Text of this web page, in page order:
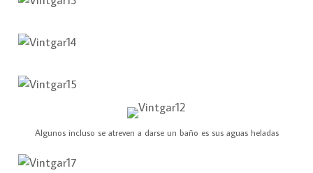
Algunos incluso se atreven a darse un baño es sus aguas heladas